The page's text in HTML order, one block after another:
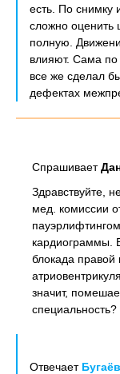
есть. По снимку
сложно оценить
полную.
влияют. Сама
все же сделал
дефектах
Спрашивает
Здравствуйте,
мед. комиссии
кардиограммы.
блокада правой
значит,
Отвечает